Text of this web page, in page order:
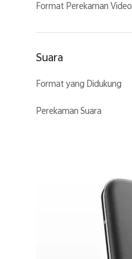
Format Perekaman Video
Suara
Format yang Didukung
Perekaman Suara